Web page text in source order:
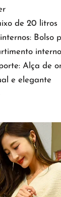
de 20 litros
Bolso
interno
Alça de
e elegante